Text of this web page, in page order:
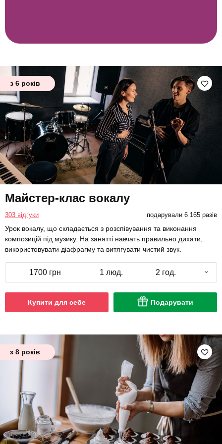
з 6 років
Майстер-клас вокалу
303 відгуки подарували 6 165 разів
Урок вокалу, що складається з розспівування та виконання
композицій під музику. На занятті навчать правильно дихати,
використовувати діафрагму та витягувати чистий звук.
1700 грн 1 люд. 2 год.
Купити для себе Подарувати
з 8 років